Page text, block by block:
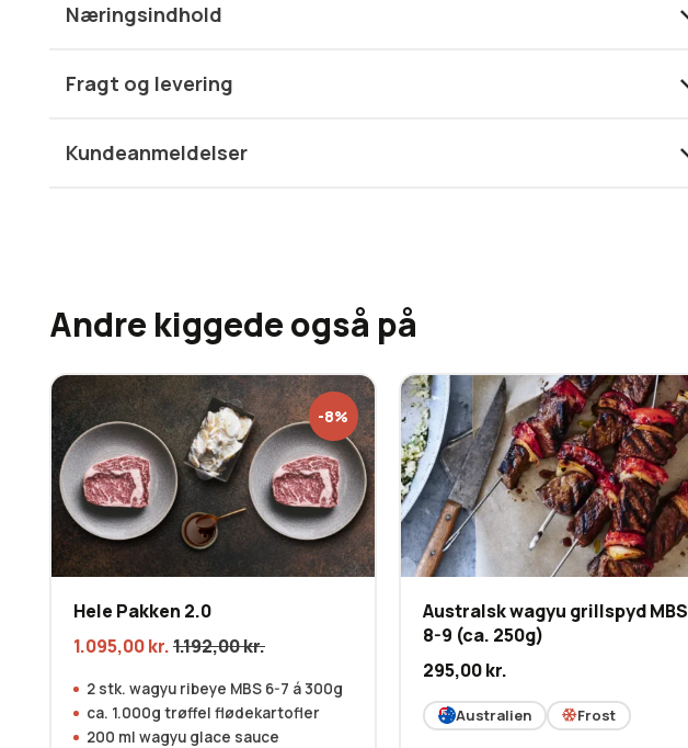
Næringsindhold
Fragt og levering
Kundeanmeldelser
Andre kiggede også på
-8%
Hele Pakken 2.0
1.095,00kr.1.192,00kr.
2 stk. wagyu ribeye MBS 6-7 á 300g
ca. 1.000g trøffel flødekartofler
200 ml wagyu glace sauce
Australsk wagyu grillspyd MBS
8-9 (ca. 250g)
295,00kr.
Australien Frost